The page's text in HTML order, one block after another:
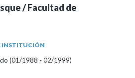
/ Facultad de
INSTITUCIÓN
(01/1988 - 02/1999)